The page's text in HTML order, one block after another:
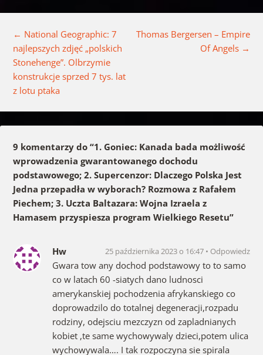
← National Geographic: 7
najlepszych zdjęć „polskich
Stonehenge”. Olbrzymie
konstrukcje sprzed 7 tys. lat
z lotu ptaka
Thomas Bergersen – Empire
Of Angels →
9 komentarzy do “1. Goniec: Kanada bada możliwość
wprowadzenia gwarantowanego dochodu
podstawowego; 2. Supercenzor: Dlaczego Polska Jest
Jedna przepadła w wyborach? Rozmowa z Rafałem
Piechem; 3. Uczta Baltazara: Wojna Izraela z
Hamasem przyspiesza program Wielkiego Resetu”
Hw 25 października 2023 o 16:47 Odpowiedz
Gwara tow any dochod podstawowy to to samo
co w latach 60 -siatych dano ludnosci
amerykanskiej pochodzenia afrykanskiego co
doprowadzilo do totalnej degeneracji,rozpadu
rodziny, odejsciu mezczyzn od zapladnianych
kobiet ,te same wychowywaly dzieci,potem ulica
wychowywala…. I tak rozpoczyna sie spirala